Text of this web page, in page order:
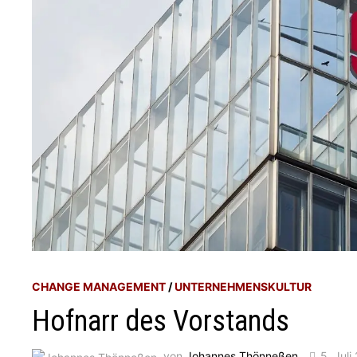
CHANGE MANAGEMENT /UNTERNEHMENSKULTUR
Hofnarr des Vorstands